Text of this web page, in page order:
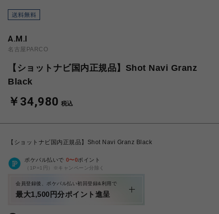
A.M.I
名古屋PARCO
【ショットナビ国内正規品】Shot Navi Granz
Black
￥34,980 税込
【ショットナビ国内正規品】Shot Navi Granz Black
ポケパル払いで 0〜0ポイント
（1P=1円）※キャンペーン分除く
会員登録後、ポケパル払い初回登録&利用で
最大1,500円分ポイント進呈